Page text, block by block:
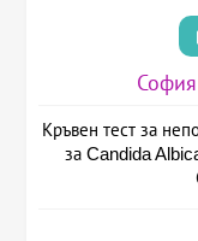
София
Кръвен тест за
за Candida